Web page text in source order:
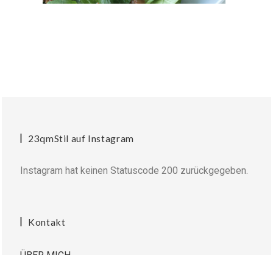
23qmStil auf Instagram
Instagram hat keinen Statuscode 200 zurückgegeben.
Kontakt